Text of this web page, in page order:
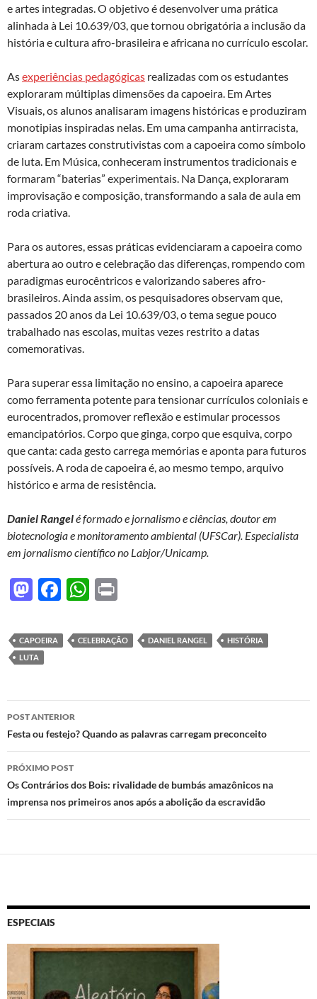
e artes integradas. O objetivo é desenvolver uma prática
alinhada à Lei 10.639/03, que tornou obrigatória a inclusão da
história e cultura afro-brasileira e africana no currículo escolar.
Asexperiências pedagógicas realizadas com os estudantes
exploraram múltiplas dimensões da capoeira. Em Artes
Visuais, os alunos analisaram imagens históricas e produziram
monotipias inspiradas nelas. Em uma campanha antirracista,
criaram cartazes construtivistas com a capoeira como símbolo
de luta. Em Música, conheceram instrumentos tradicionais e
formaram “baterias” experimentais. Na Dança, exploraram
improvisação e composição, transformando a sala de aula em
roda criativa.
Para os autores, essas práticas evidenciaram a capoeira como
abertura ao outro e celebração das diferenças, rompendo com
paradigmas eurocêntricos e valorizando saberes afro-
brasileiros. Ainda assim, os pesquisadores observam que,
passados 20 anos da Lei 10.639/03, o tema segue pouco
trabalhado nas escolas, muitas vezes restrito a datas
comemorativas.
Para superar essa limitação no ensino, a capoeira aparece
como ferramenta potente para tensionar currículos coloniais e
eurocentrados, promover reflexão e estimular processos
emancipatórios. Corpo que ginga, corpo que esquiva, corpo
que canta: cada gesto carrega memórias e aponta para futuros
possíveis. A roda de capoeira é, ao mesmo tempo, arquivo
histórico e arma de resistência.
Daniel Rangelé formado e jornalismo e ciências, doutor em
biotecnologia e monitoramento ambiental (UFSCar). Especialista
em jornalismo científico no Labjor/Unicamp.
M
to
d
n
F
e
b
o
k
W
at
s
p
p
nt
CAPOEIRA CELEBRAÇÃO DANIEL RANGEL
HISTÓRIA
LUTA
Navegação
de
posts
POST ANTERIOR
Festa ou festejo? Quando as palavras carregam preconceito
PRÓXIMO POST
Os Contrários dos Bois: rivalidade de bumbás amazônicos na
imprensa nos primeiros anos após a abolição da escravidão
ESPECIAIS